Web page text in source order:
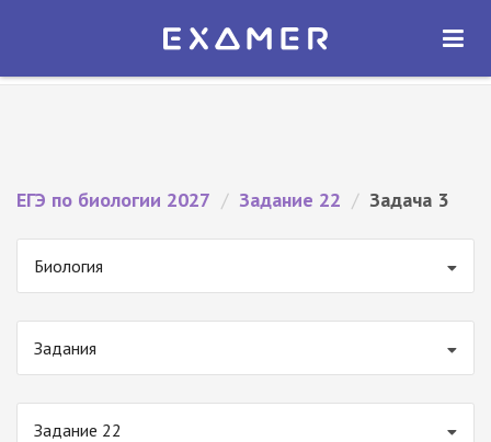
Экзамер — ЕГЭ 2027
ОТКРЫТЬ
ЕГЭ по биологии 2027 / Задание 22 / Задача 3
Биология
Задания
Задание 22